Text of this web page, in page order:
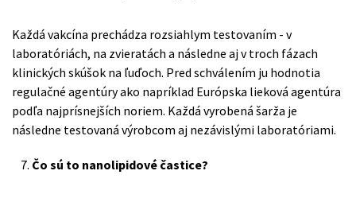
Každá vakcína prechádza rozsiahlym testovaním - v
laboratóriách, na zvieratách a následne aj v troch fázach
klinických skúšok na ľuďoch. Pred schválením ju hodnotia
regulačné agentúry ako napríklad Európska lieková agentúra
podľa najprísnejších noriem. Každá vyrobená šarža je
následne testovaná výrobcom aj nezávislými laboratóriami.
Čo sú to nanolipidové častice?